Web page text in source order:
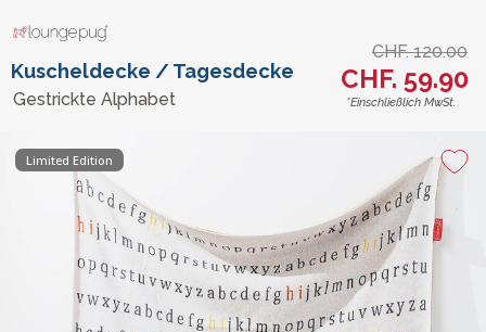
Kuscheldecke / Tagesdecke
Gestrickte Alphabet
CHF. 120.00
CHF. 59.90
*Einschließlich MwSt.
Limited Edition